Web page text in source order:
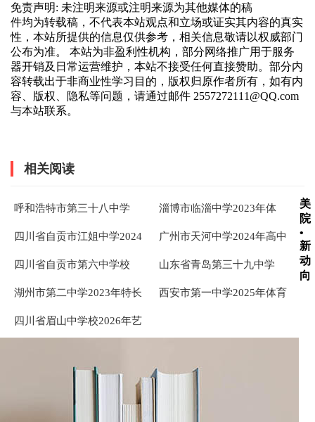
免责声明: 未注明来源或注明来源为其他媒体的稿
件均为转载稿，不代表本站观点和立场或证实其内容的真实
性，本站所提供的信息仅供参考，相关信息敬请以权威部门
公布为准。 本站为非盈利性机构，部分网络推广用于服务
器开销及日常运营维护，本站不接受任何直接赞助。部分内
容转载出于非商业性学习目的，版权归原作者所有，如有内
容、版权、隐私等问题，请通过邮件 2557272111@QQ.com
与本站联系。
相关阅读
呼和浩特市第三十八中学
招生简章
淄博市临淄中学2023年体
案
四川省自贡市江姐中学2024
章
广州市天河中学2024年高中
章
四川省自贡市第六中学校
主招生考试办法 ... ...
山东省青岛第三十九中学
术特长生城阳区招生简章 ...
湖州市第二中学2023年特长
西安市第一中学2025年体育
四川省眉山中学校2026年艺
术特长生招生简章
美
院
•
新
动
向